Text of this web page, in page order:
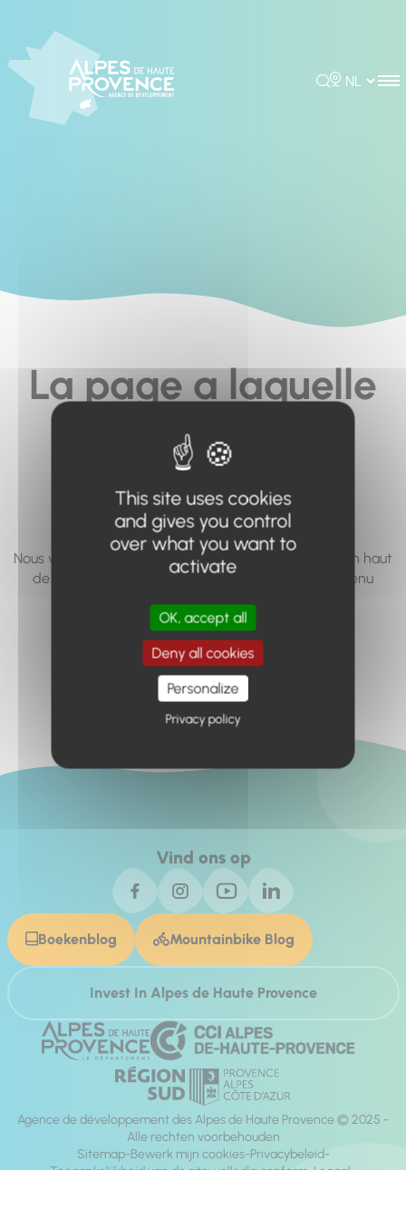
Rechercher
Choisir la
La page a laquelle
vous cherchez à
accéder n'existe
pas... ou plus.
Nous vous invitons à utiliser le moteur de recherche en haut
de page, ou à utiliser le menu pour trouver le contenu
Retour à l'accueil
Vind ons op
Boekenblog Mountainbike Blog
Invest In Alpes de Haute Provence
Agence de développement des Alpes de Haute Provence © 2025 -
Alle rechten voorbehouden
Sitemap Bewerk mijn cookies Privacybeleid
Toegankelijkheid van de site: volledig conform Legaal
This site uses cookies
and gives you control
over what you want to
activate
OK, accept all
Deny all cookies
Personalize
Privacy policy